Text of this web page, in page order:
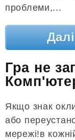
проблеми,...
Далі
Гра не
Якщо знак
або
мережі!в